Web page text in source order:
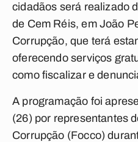
cidadãos será realizado
de Cem Réis, em João
Corrupção, que terá
oferecendo serviços
como fiscalizar e
A programação foi
(26) por representantes
Corrupção (Focco)